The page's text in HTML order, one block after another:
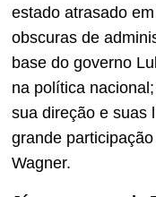
estado atrasado
obscuras de
base do governo
na política
sua direção e suas
grande
Wagner.